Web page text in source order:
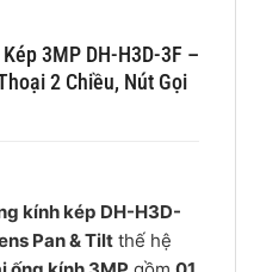
3MP DH-H3D-3F –
2 Chiều, Nút Gọi
kính kép DH-H3D-
Pan & Tilt thế hệ